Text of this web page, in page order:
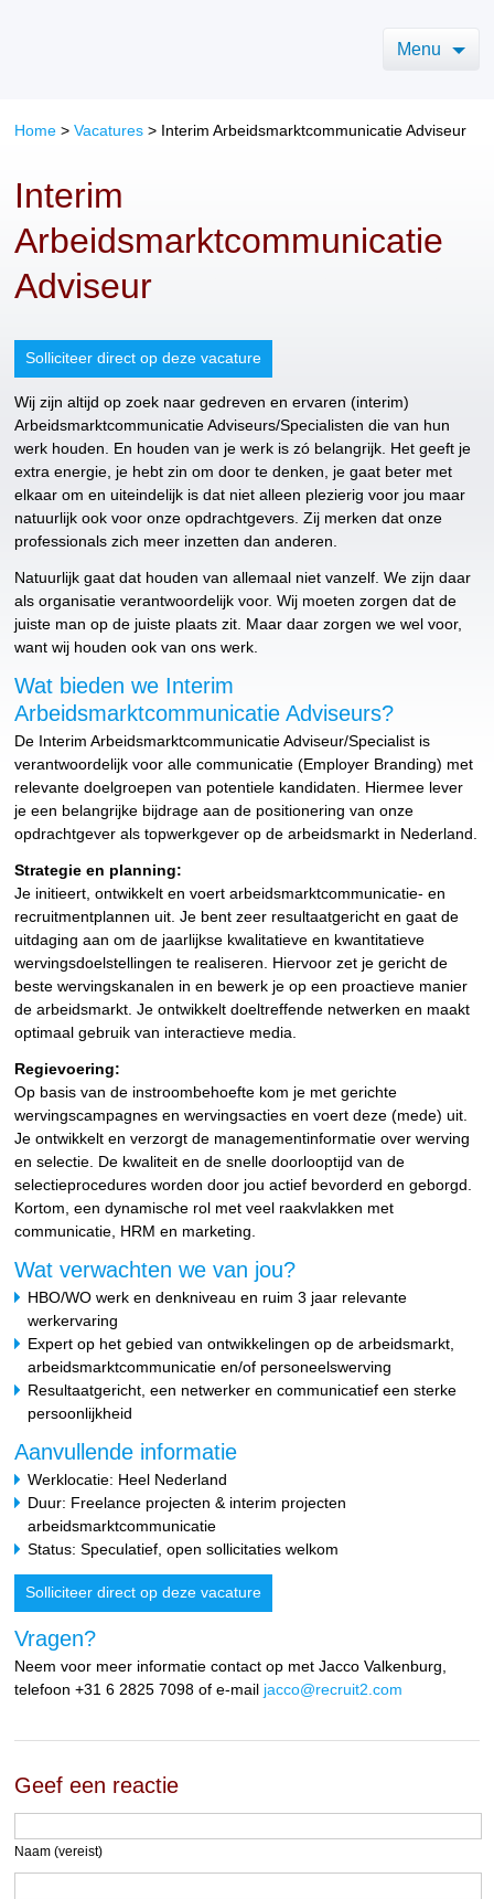
Menu
Home >Vacatures > Interim Arbeidsmarktcommunicatie Adviseur
Interim
Arbeidsmarktcommunicatie
Adviseur
Solliciteer direct op deze vacature
Wij zijn altijd op zoek naar gedreven en ervaren (interim)
Arbeidsmarktcommunicatie Adviseurs/Specialisten die van hun
werk houden. En houden van je werk is zó belangrijk. Het geeft je
extra energie, je hebt zin om door te denken, je gaat beter met
elkaar om en uiteindelijk is dat niet alleen plezierig voor jou maar
natuurlijk ook voor onze opdrachtgevers. Zij merken dat onze
professionals zich meer inzetten dan anderen.
Natuurlijk gaat dat houden van allemaal niet vanzelf. We zijn daar
als organisatie verantwoordelijk voor. Wij moeten zorgen dat de
juiste man op de juiste plaats zit. Maar daar zorgen we wel voor,
want wij houden ook van ons werk.
Wat bieden we Interim
Arbeidsmarktcommunicatie Adviseurs?
De Interim Arbeidsmarktcommunicatie Adviseur/Specialist is
verantwoordelijk voor alle communicatie (Employer Branding) met
relevante doelgroepen van potentiele kandidaten. Hiermee lever
je een belangrijke bijdrage aan de positionering van onze
opdrachtgever als topwerkgever op de arbeidsmarkt in Nederland.
Strategie en planning:
Je initieert, ontwikkelt en voert arbeidsmarktcommunicatie- en
recruitmentplannen uit. Je bent zeer resultaatgericht en gaat de
uitdaging aan om de jaarlijkse kwalitatieve en kwantitatieve
wervingsdoelstellingen te realiseren. Hiervoor zet je gericht de
beste wervingskanalen in en bewerk je op een proactieve manier
de arbeidsmarkt. Je ontwikkelt doeltreffende netwerken en maakt
optimaal gebruik van interactieve media.
Regievoering:
Op basis van de instroombehoefte kom je met gerichte
wervingscampagnes en wervingsacties en voert deze (mede) uit.
Je ontwikkelt en verzorgt de managementinformatie over werving
en selectie. De kwaliteit en de snelle doorlooptijd van de
selectieprocedures worden door jou actief bevorderd en geborgd.
Kortom, een dynamische rol met veel raakvlakken met
communicatie, HRM en marketing.
Wat verwachten we van jou?
HBO/WO werk en denkniveau en ruim 3 jaar relevante
werkervaring
Expert op het gebied van ontwikkelingen op de arbeidsmarkt,
arbeidsmarktcommunicatie en/of personeelswerving
Resultaatgericht, een netwerker en communicatief een sterke
persoonlijkheid
Aanvullende informatie
Werklocatie: Heel Nederland
Duur: Freelance projecten & interim projecten
arbeidsmarktcommunicatie
Status: Speculatief, open sollicitaties welkom
Solliciteer direct op deze vacature
Vragen?
Neem voor meer informatie contact op met Jacco Valkenburg,
telefoon +31 6 2825 7098 of e-mail jacco@recruit2.com
Geef een reactie
Naam (vereist)